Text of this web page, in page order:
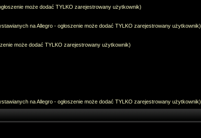
może dodać TYLKO zarejestrowany użytkownik)
na Allegro - ogłoszenie może dodać TYLKO zarejestrowany użytkownik)
może dodać TYLKO zarejestrowany użytkownik)
na Allegro - ogłoszenie może dodać TYLKO zarejestrowany użytkownik)